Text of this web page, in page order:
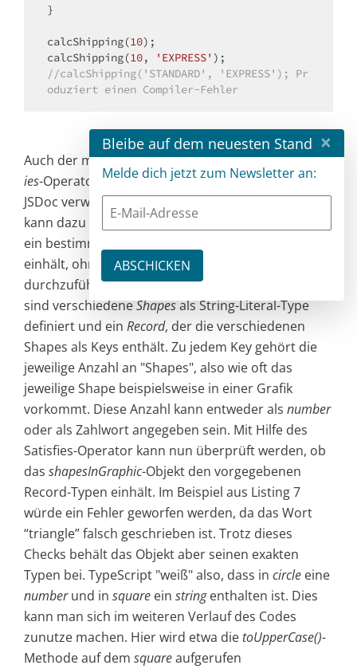
}
calcShipping(10);
calcShipping(10, 'EXPRESS'
//calcShipping('STANDARD', 'EXPRESS'); Pr
oduziert einen Compiler-Fehler
Auch der mit TypeScript 4.9 frisch eingeführtesatisf
ies-Operator kann mit Version 5 zusätzlich auch im
JSDoc verwendet werden. Dersatisfies-Operator
kann dazu genutzt werden, sicherzustellen, dass
ein bestimmter Ausdruck eine Typdefinition
einhält, ohne eine echte Type-Assertion mit
durchzuführen. In Listing 7 ist dies dargestellt: Es
sind verschiedeneShapesals String-Literal-Type
definiert und ein Record, der die verschiedenen
Shapes als Keys enthält. Zu jedem Key gehört die
jeweilige Anzahl an "Shapes", also wie oft das
jeweilige Shape beispielsweise in einer Grafik
vorkommt. Diese Anzahl kann entweder als number
oder als Zahlwort angegeben sein. Mit Hilfe des
Satisfies-Operator kann nun überprüft werden, ob
das shapesInGraphic-Objekt den vorgegebenen
Record-Typen einhält. Im Beispiel aus Listing 7
würde ein Fehler geworfen werden, da das Wort
“triangle” falsch geschrieben ist. Trotz dieses
Checks behält das Objekt aber seinen exakten
Typen bei. TypeScript "weiß" also, dass in circle eine
numberund in square ein stringenthalten ist. Dies
kann man sich im weiteren Verlauf des Codes
zunutze machen. Hier wird etwa dietoUpperCase()-
Methode auf dem squareaufgerufen
Bleibe auf dem neuesten Stand ×
Melde dich jetzt zum Newsletter an: